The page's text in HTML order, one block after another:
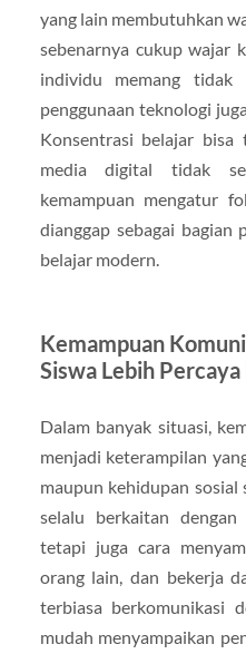
yang lain membutuhkan
sebenarnya cukup wajar
individu memang tidak
penggunaan teknologi
Konsentrasi belajar bisa
media digital tidak
kemampuan mengatur
dianggap sebagai bagian
belajar modern.
Kemampuan
Siswa Lebih
Dalam banyak situasi,
menjadi keterampilan
maupun kehidupan
selalu berkaitan
tetapi juga cara
orang lain, dan bekerja
terbiasa berkomunikasi
mudah menyampaikan